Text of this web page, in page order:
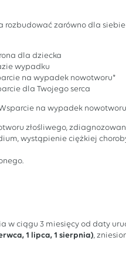
rozbudować zarówno dla
dla dziecka
wypadku
na wypadek nowotworu*
dla Twojego serca
na wypadek
złośliwego,
wystąpienie ciężkiej
w ciągu 3 miesięcy od daty
1 lipca, 1 sierpnia),